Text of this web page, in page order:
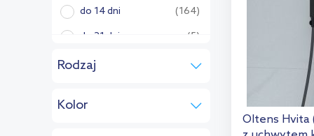
Excellent (29)
FDesign (15)
Invena (9)
do 14 dni (164)
do 21 dni (5)
do 28 dni (29)
do 6 tyg. (10)
Rodzaj
uchwytem
Kolor
Oltens Hvita